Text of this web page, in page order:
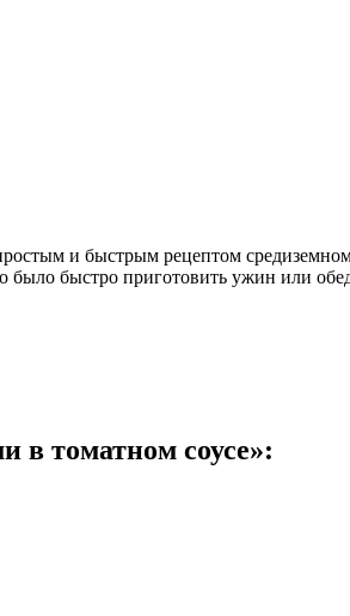
и быстрым рецептом
было быстро приготовить ужин или
в томатном соусе»: